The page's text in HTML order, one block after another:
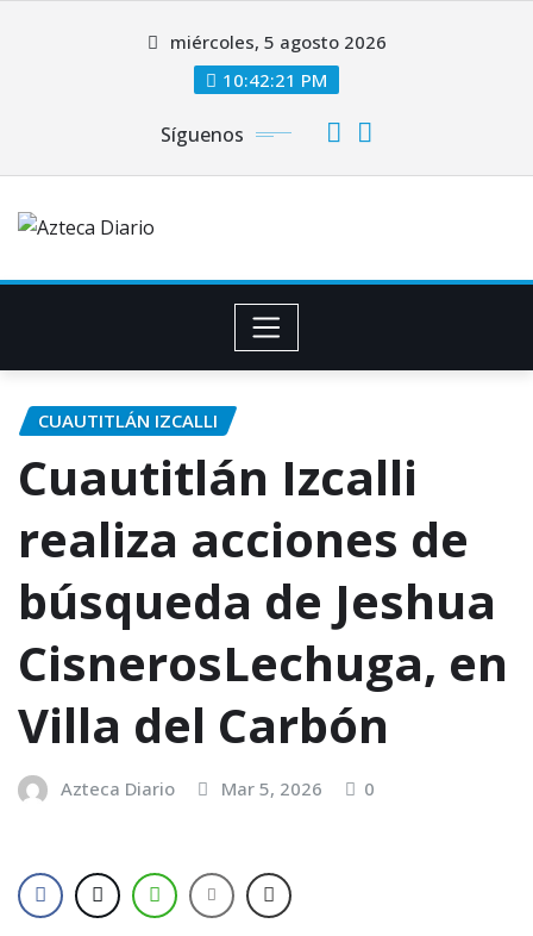
miércoles, 5 agosto 2026
10:42:21 PM
Síguenos
CUAUTITLÁN IZCALLI
Cuautitlán Izcalli
realiza acciones de
búsqueda de Jeshua
CisnerosLechuga, en
Villa del Carbón
Azteca Diario Mar 5, 2026 0